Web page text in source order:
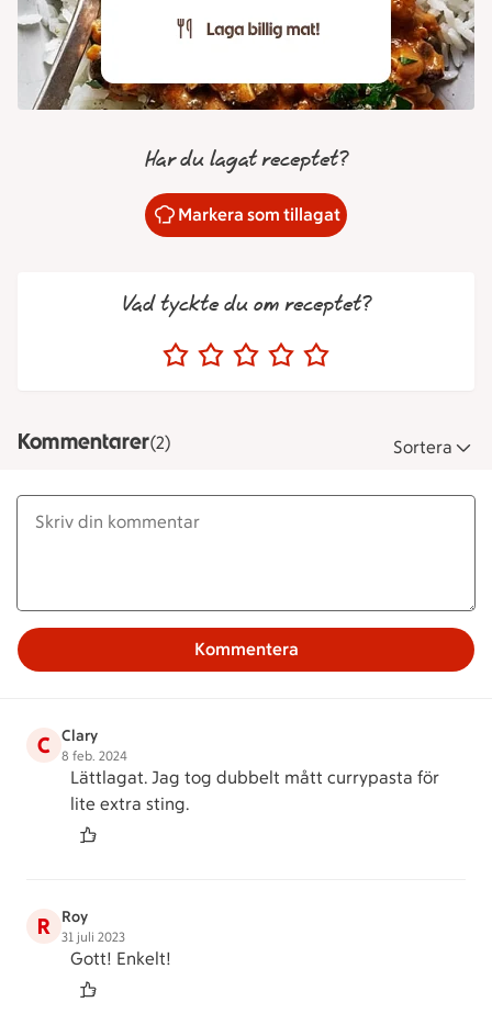
Har du lagat receptet?
Markera som tillagat
Vad tyckte du om receptet?
Kommentarer(2) Sortera
Kommentera
C Clary
8 feb. 2024
Lättlagat. Jag tog dubbelt mått currypasta för
lite extra sting.
R Roy
31 juli 2023
Gott! Enkelt!